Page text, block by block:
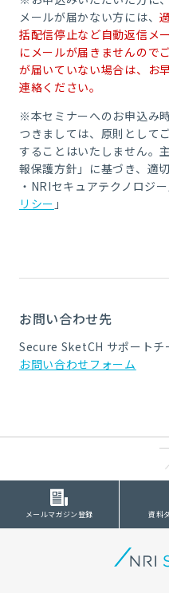
メールが届かない方には、
括配信停止など自動返信メ
にメールが届きませんので
が届いていない場合は、お
連絡ください。
※本セミナーへのお申込み
つきましては、原則として
することはいたしません。
報保護方針」に基づき、適
・NRIセキュアテクノロジ
リシー 」
お問い合わせ先
Secure SketCH サポートチ
お問い合わせフォーム
メールマガジン登録 資料